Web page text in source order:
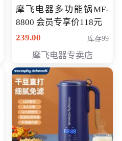
摩飞电器多功能锅MF-
8800 会员专享价118元
239.00
库存99
摩飞电器专卖店